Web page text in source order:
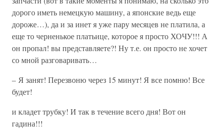
дорого иметь немецкую машину, а японские ведь еще
дороже…), да и за инет я уже пару месяцев не платила, а
еще то черненькое платьице, которое я просто ХОЧУ!!! А
он пропал! вы представляете?! Ну т.е. он просто не хочет
со мной разговаривать…
– Я занят! Перезвоню через 15 минут! Я все помню! Все
будет!
и кладет трубку! И так в течение всего дня! Вот он
гадина!!!